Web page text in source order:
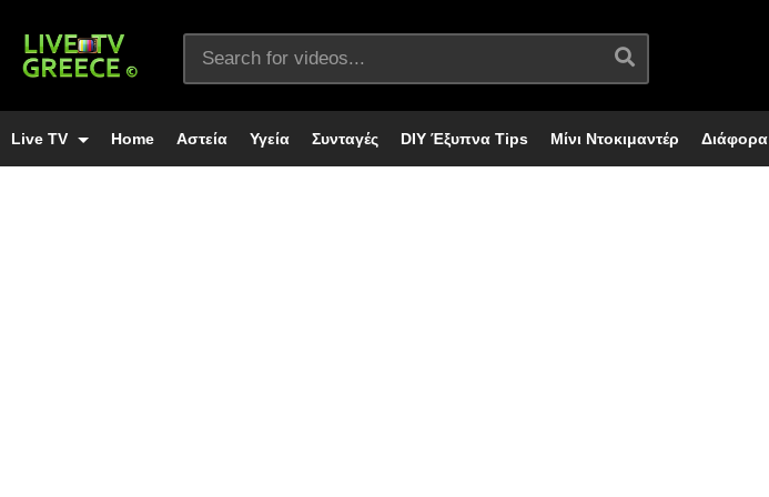
Live TV Home Αστεία Υγεία Συνταγές DIY Έξυπνα Tips Μίνι Ντοκιμαντέρ Διάφορα